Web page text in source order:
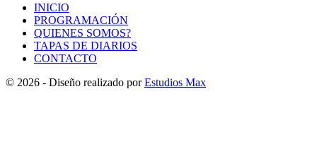
INICIO
PROGRAMACIÓN
QUIENES SOMOS?
TAPAS DE DIARIOS
CONTACTO
© 2026 - Diseño realizado porEstudios Max